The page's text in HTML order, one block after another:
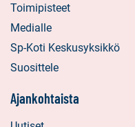
Toimipisteet
Medialle
Sp-Koti Keskusyksikkö
Suosittele
Ajankohtaista